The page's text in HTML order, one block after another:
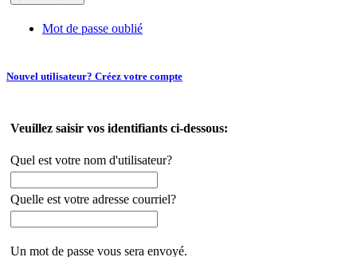
Mot de passe oublié
Nouvel utilisateur? Créez votre compte
Veuillez saisir vos identifiants ci-dessous:
Quel est votre nom d'utilisateur?
Quelle est votre adresse courriel?
Un mot de passe vous sera envoyé.